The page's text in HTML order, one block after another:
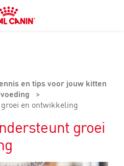
Royal
Canin
en tips voor jouw kitten
>
en ontwikkeling
groei